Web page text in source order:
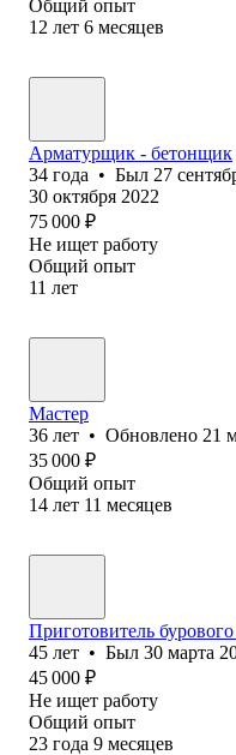
Общий опыт
12 лет 6 месяцев
Арматурщик - бетонщик
34 года • Был 27
30 октября 2022
75 000 ₽
Не ищет работу
Общий опыт
11 лет
Мастер
36 лет • Обновлено 21
35 000 ₽
Общий опыт
14 лет 11 месяцев
Приготовитель бурового
45 лет • Был 30 марта
45 000 ₽
Не ищет работу
Общий опыт
23 года 9 месяцев